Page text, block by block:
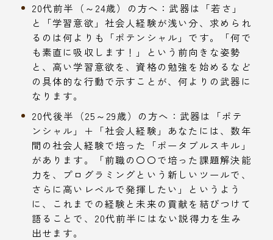
20代前半（～24歳）の方へ：武器は「若さ」
と「学習意欲」社会人経験が浅い分、求められ
るのは何よりも「ポテンシャル」です。「何で
も素直に吸収します！」という前向きな姿勢
と、高い学習意欲を、資格の勉強を始めるなど
の具体的な行動で示すことが、何よりの武器に
なります。
20代後半（25～29歳）の方へ：武器は「ポテ
ンシャル」＋「社会人経験」あなたには、数年
間の社会人経験で培った「ポータブルスキル」
があります。「前職の〇〇で培った課題解決能
力を、プログラミングという新しいツールで、
さらに高いレベルで発揮したい」というよう
に、これまでの経験と未来の貢献を結びつけて
語ることで、20代前半にはない説得力を生み
出せます。